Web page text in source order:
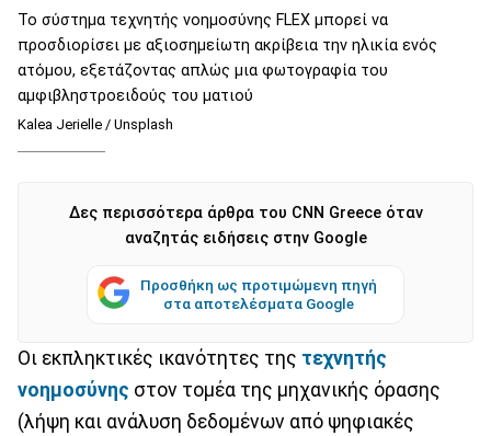
To σύστημα τεχνητής νοημοσύνης FLEX μπορεί να
προσδιορίσει με αξιοσημείωτη ακρίβεια την ηλικία ενός
ατόμου, εξετάζοντας απλώς μια φωτογραφία του
αμφιβληστροειδούς του ματιού
Kalea Jerielle / Unsplash
Δες περισσότερα άρθρα του CNN Greece όταν
αναζητάς ειδήσεις στην Google
Προσθήκη ως προτιμώμενη πηγή
στα αποτελέσματα Google
Οι εκπληκτικές ικανότητες της τεχνητής
νοημοσύνης στον τομέα της μηχανικής όρασης
(λήψη και ανάλυση δεδομένων από ψηφιακές